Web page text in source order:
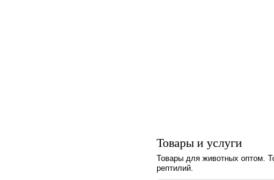
Товары и услуги
Товары для животных оптом.
рептилий.